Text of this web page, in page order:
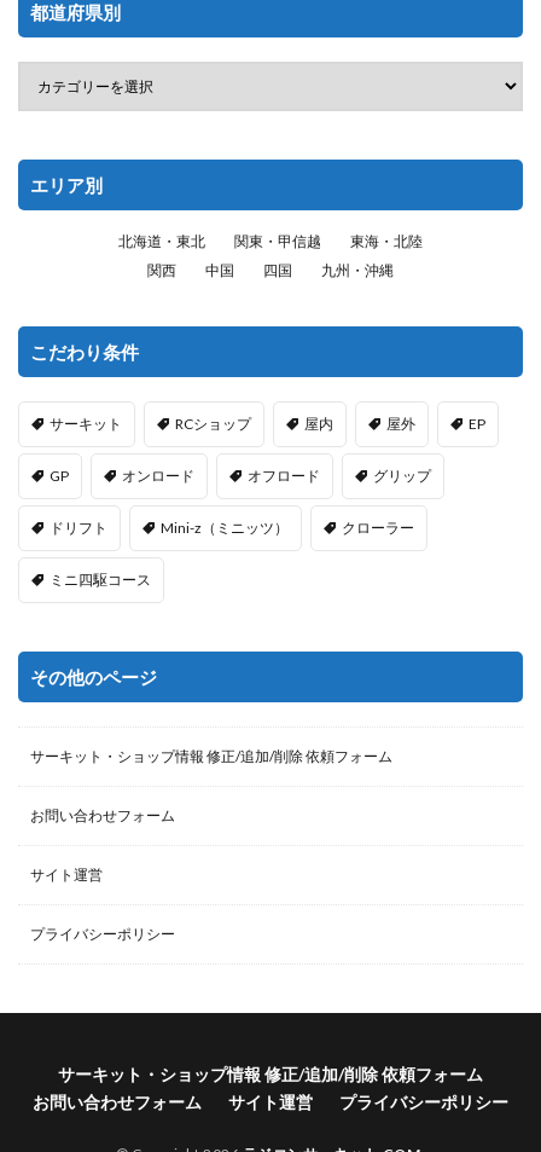
都道府県別
エリア別
北海道・東北 関東・甲信越
東海・北陸
関西
中国 四国 九州・沖縄
こだわり条件
サーキット RCショップ 屋内 屋外 EP
GP オンロード オフロード グリップ
ドリフト Mini-z（ミニッツ） クローラー
ミニ四駆コース
その他のページ
サーキット・ショップ情報 修正/追加/削除 依頼フォーム
お問い合わせフォーム
サイト運営
プライバシーポリシー
サーキット・ショップ情報 修正/追加/削除 依頼フォーム
お問い合わせフォーム
サイト運営 プライバシーポリシー